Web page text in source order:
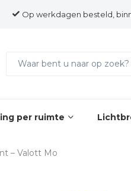
per ruimte
Op werkdagen besteld,
– Valott Mo